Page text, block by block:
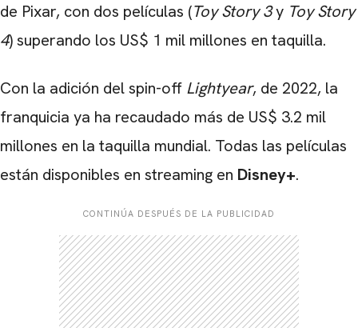
de Pixar, con dos películas (Toy Story 3y Toy Story
4) superando los US$ 1 mil millones en taquilla.
Con la adición del spin-off Lightyear, de 2022, la
franquicia ya ha recaudado más de US$ 3.2 mil
millones en la taquilla mundial. Todas las películas
están disponibles en streaming en Disney+.
CONTINÚA DESPUÉS DE LA PUBLICIDAD